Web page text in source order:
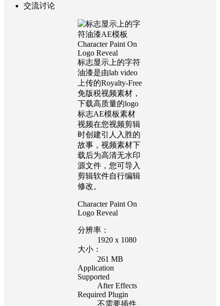
交流讨论
标志显示上的字符
油漆是由lab video
上传的Royalty-Free
免版税视频素材，
下载高质量的logo
标志AE模板素材
视频在您视频剪辑
时创建引人入胜的
故事，视频素材下
载后为高清无水印
源文件，您可导入
剪辑软件自行编辑
修改。
Character Paint On
Logo Reveal
分辨率：
1920 x 1080
大小：
261 MB
Application
Supported
After Effects
Required Plugin
不需要插件